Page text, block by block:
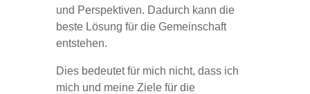
und Perspektiven. Dadurch kann die
beste Lösung für die Gemeinschaft
entstehen.
Dies bedeutet für mich nicht, dass ich
mich und meine Ziele für die